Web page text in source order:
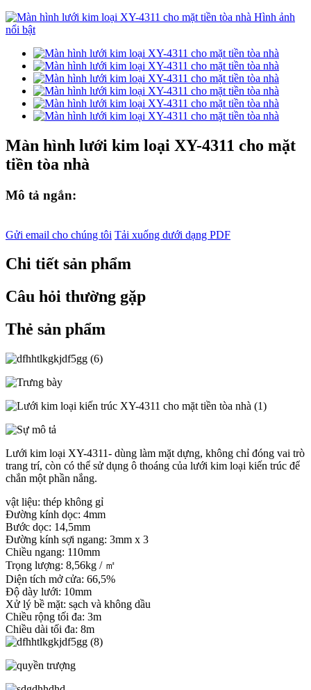
Màn hình lưới kim loại XY-4311 cho mặt
tiền tòa nhà
Mô tả ngắn:
Gửi email cho chúng tôi Tải xuống dưới dạng PDF
Chi tiết sản phẩm
Câu hỏi thường gặp
Thẻ sản phẩm
Lưới kim loại XY-4311- dùng làm mặt dựng, không chỉ đóng vai trò
trang trí, còn có thể sử dụng ô thoáng của lưới kim loại kiến ​​trúc để
chắn một phần nắng.
vật liệu: thép không gỉ
Đường kính dọc: 4mm
Bước dọc: 14,5mm
Đường kính sợi ngang: 3mm x 3
Chiều ngang: 110mm
Trọng lượng: 8,56kg / ㎡
Diện tích mở cửa: 66,5%
Độ dày lưới: 10mm
Xử lý bề mặt: sạch và không dầu
Chiều rộng tối đa: 3m
Chiều dài tối đa: 8m